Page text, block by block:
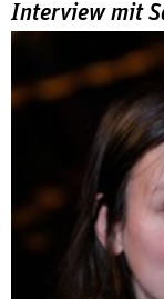
Interview mit